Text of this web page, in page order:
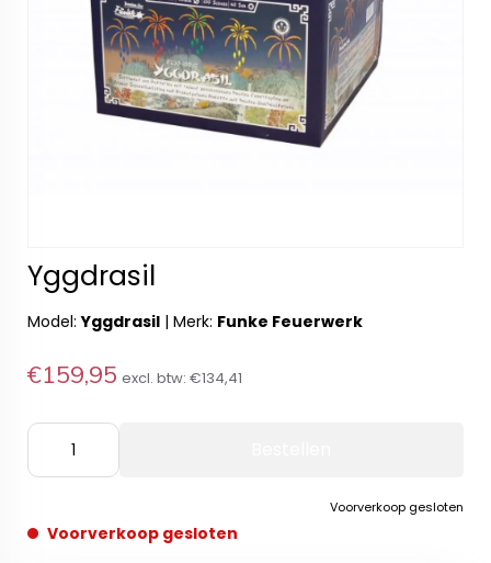
Yggdrasil
Model:Yggdrasil | Merk: Funke Feuerwerk
€159,95 excl. btw: €134,41
Voorverkoop gesloten
Voorverkoop gesloten